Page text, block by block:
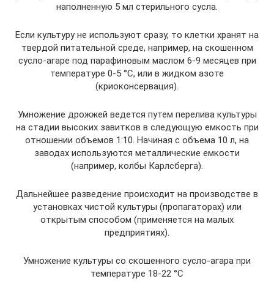
наполненную 5 мл стерильного сусла.
Если культуру не используют сразу, то клетки хранят на
твердой питательной среде, например, на скошенном
сусло-агаре под парафиновым маслом 6-9 месяцев при
температуре 0-5 °С, или в жидком азоте
(криоконсервация).
Умножение дрожжей ведется путем перелива культуры
на стадии высоких завитков в следующую емкость при
отношении объемов 1:10. Начиная с объема 10 л, на
заводах используются металлические емкости
(например, колбы Карлсберга).
Дальнейшее разведение происходит на производстве в
установках чистой культуры (пропагаторах) или
открытым способом (применяется на малых
предприятиях).
Умножение культуры со скошенного сусло-агара при
температуре 18-22 °С